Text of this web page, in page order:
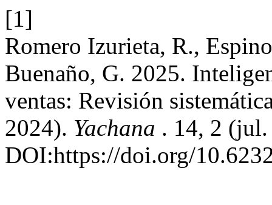
[1]
Romero Izurieta, R.,
Buenaño, G. 2025.
ventas: Revisión
2024). Yachana . 14, 2
DOI:https://doi.org/